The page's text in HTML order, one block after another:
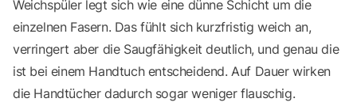
Weichspüler legt sich wie eine dünne Schicht um die
einzelnen Fasern. Das fühlt sich kurzfristig weich an,
verringert aber die Saugfähigkeit deutlich, und genau die
ist bei einem Handtuch entscheidend. Auf Dauer wirken
die Handtücher dadurch sogar weniger flauschig.